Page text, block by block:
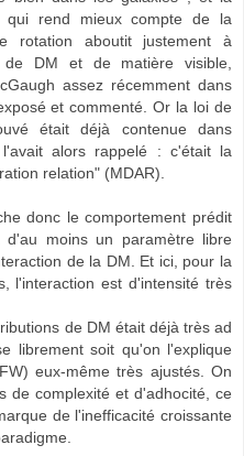
qui rend mieux compte de la
rotation aboutit justement à
de DM et de matière visible,
assez récemment dans
et commenté. Or la loi de
était déjà contenue dans
alors rappelé : c'était la
relation" (MDAR).
donc le comportement prédit
moins un paramètre libre
de la DM. Et ici, pour la
l'interaction est d'intensité très
de DM était déjà très ad
librement soit qu'on l'explique
eux-même très ajustés. On
de complexité et d'adhocité, ce
de l'inefficacité croissante